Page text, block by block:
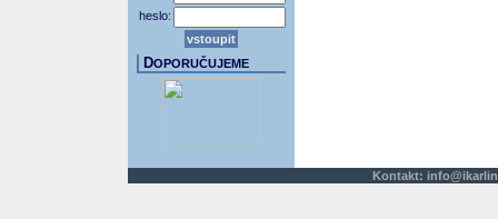
heslo:
DOPORUČUJEME
Kontakt: